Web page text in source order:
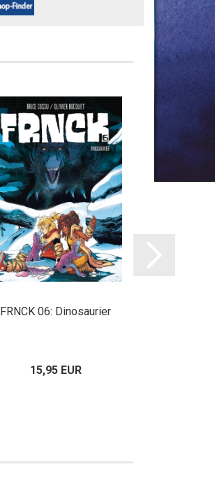
FRNCK 06: Dinosaurier
15,95 EUR